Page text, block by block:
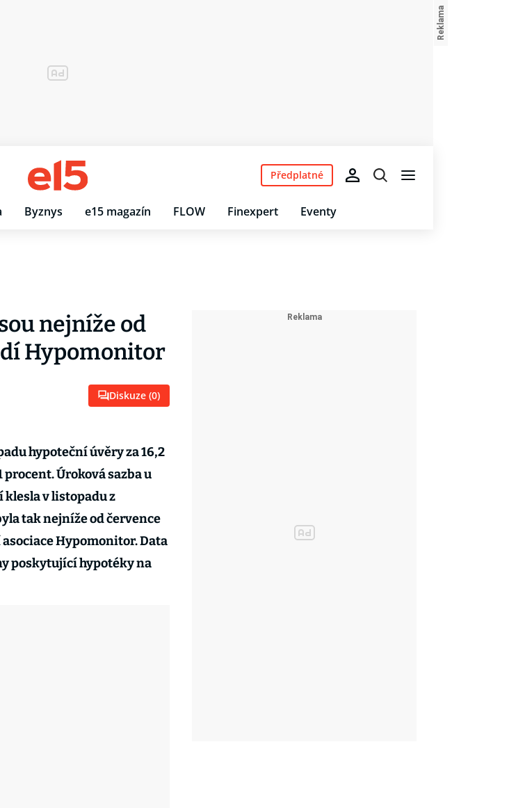
Byznys e15 magazín FLOW Finexpert Eventy
Předplatné
nejníže od
Hypomonitor
Diskuze (0)
hypoteční úvěry za 16,2
Úroková sazba u
v listopadu z
tak nejníže od července
Hypomonitor. Data
poskytující hypotéky na